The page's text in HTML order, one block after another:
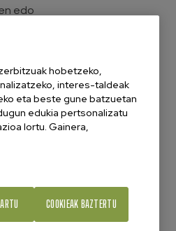
edo
eta
hobetzeko,
interes-taldeak
eta beste gune batzuetan
edukia pertsonalizatu
lortu. Gainera,
COOKIEAK BAZTERTU